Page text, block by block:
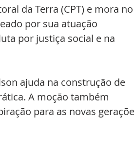
da Terra (CPT) e mora
por sua atuação
por justiça social e na
ajuda na construção de
A moção também
para as novas